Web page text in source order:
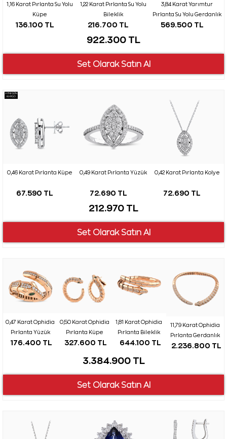
1,16 Karat Pırlanta Su Yolu
Küpe
136.100 TL
1,22 Karat Pırlanta Su Yolu
Bileklik
216.700 TL
3,84 Karat Yarımtur
Pırlanta Su Yolu Gerdanlık
569.500 TL
922.300 TL
AYNI GÜN
KARGO
0,46 Karat Pırlanta Küpe
67.590 TL
0,49 Karat Pırlanta Yüzük
72.690 TL
0,42 Karat Pırlanta Kolye
72.690 TL
212.970 TL
0,47 Karat Ophidia
Pırlanta Yüzük
176.400 TL
0,50 Karat Ophidia
Pırlanta Küpe
327.600 TL
1,81 Karat Ophidia
Pırlanta Bileklik
644.100 TL
11,79 Karat Ophidia
Pırlanta Gerdanlık
2.236.800 TL
3.384.900 TL